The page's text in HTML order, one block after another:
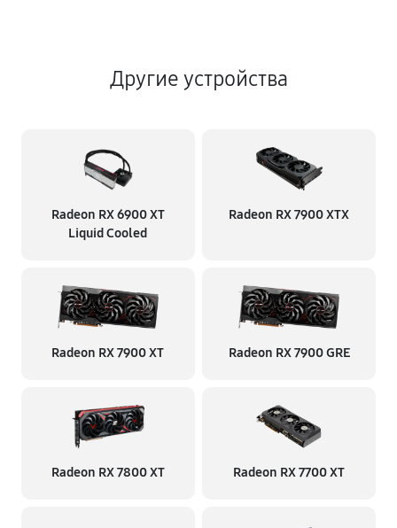
Другие устройства
Radeon RX 6900 XT
Liquid Cooled
Radeon RX 7900 XTX
Radeon RX 7900 XT Radeon RX 7900 GRE
Radeon RX 7800 XT Radeon RX 7700 XT